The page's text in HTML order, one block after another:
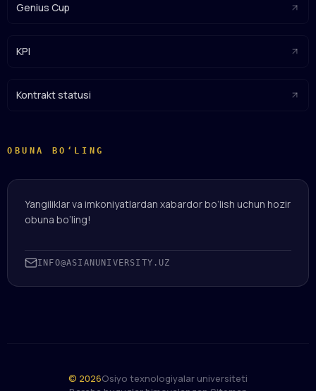
Genius Cup
KPI
Kontrakt statusi
OBUNA BO‘LING
Yangiliklar va imkoniyatlardan xabardor bo‘lish uchun hozir
obuna bo‘ling!
INFO@ASIANUNIVERSITY.UZ
© 2026Osiyo texnologiyalar universiteti